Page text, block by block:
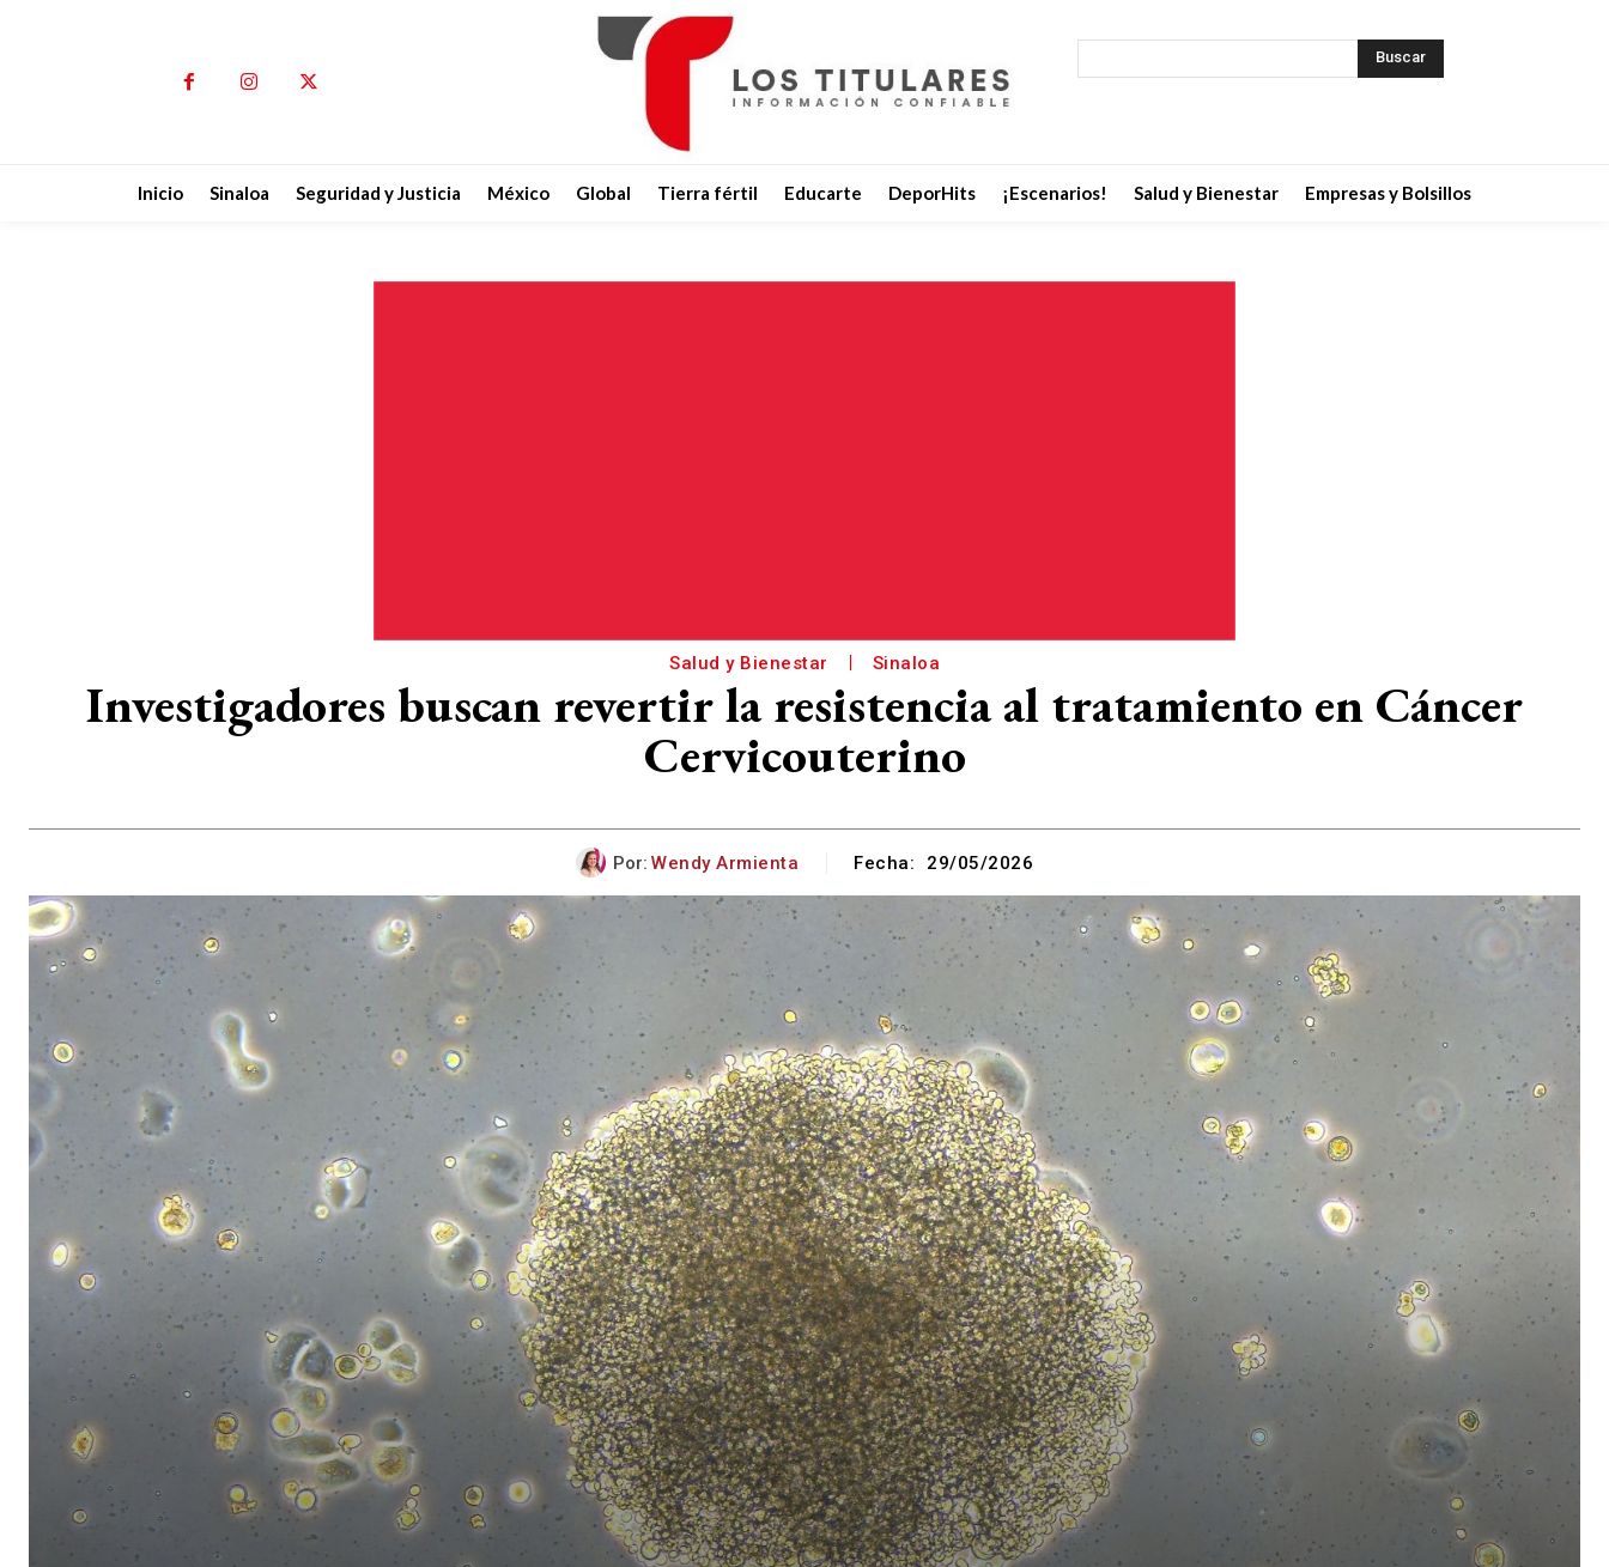
Buscar
Inicio Sinaloa Seguridad y Justicia México Global Tierra fértil Educarte DeporHits ¡Escenarios! Salud y Bienestar Empresas y Bolsillos
Salud y Bienestar Sinaloa
Investigadores buscan revertir la resistencia al tratamiento en Cáncer
Cervicouterino
Por: Wendy Armienta Fecha: 29/05/2026